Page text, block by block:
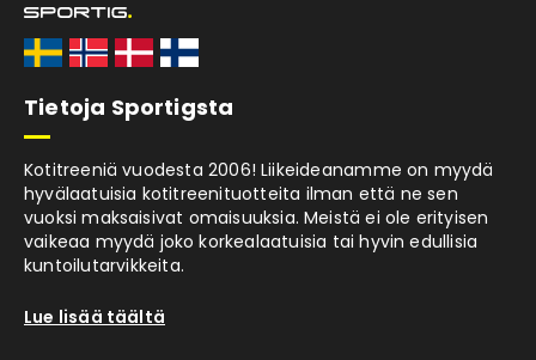
Tietoja Sportigsta
Kotitreeniä vuodesta 2006! Liikeideanamme on myydä
hyvälaatuisia kotitreenituotteita ilman että ne sen
vuoksi maksaisivat omaisuuksia. Meistä ei ole erityisen
vaikeaa myydä joko korkealaatuisia tai hyvin edullisia
kuntoilutarvikkeita.
Lue lisää täältä